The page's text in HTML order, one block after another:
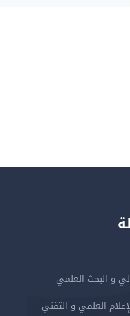
و البحث العلمي
العلمي و التقني